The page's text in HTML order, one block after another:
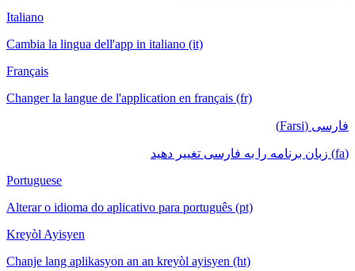
Italiano
Cambia la lingua dell'app in italiano (it)
Français
Changer la langue de l'application en français (fr)
فارسی (Farsi)
(fa) زبان برنامه را به فارسی تغییر دهید
Portuguese
Alterar o idioma do aplicativo para português (pt)
Kreyòl Ayisyen
Chanje lang aplikasyon an an kreyòl ayisyen (ht)